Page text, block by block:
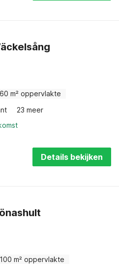
60 m² oppervlakte
23 meer
Details bekijken
100 m² oppervlakte